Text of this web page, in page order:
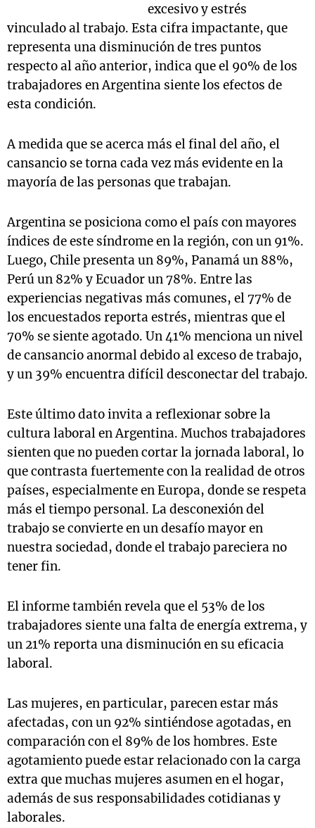
excesivo y estrés
vinculado al trabajo. Esta cifra impactante, que
representa una disminución de tres puntos
respecto al año anterior, indica que el 90% de los
trabajadores en Argentina siente los efectos de
esta condición.
A medida que se acerca más el final del año, el
cansancio se torna cada vez más evidente en la
mayoría de las personas que trabajan.
Argentina se posiciona como el país con mayores
índices de este síndrome en la región, con un 91%.
Luego, Chile presenta un 89%, Panamá un 88%,
Perú un 82% y Ecuador un 78%. Entre las
experiencias negativas más comunes, el 77% de
los encuestados reporta estrés, mientras que el
70% se siente agotado. Un 41% menciona un nivel
de cansancio anormal debido al exceso de trabajo,
y un 39% encuentra difícil desconectar del trabajo.
Este último dato invita a reflexionar sobre la
cultura laboral en Argentina. Muchos trabajadores
sienten que no pueden cortar la jornada laboral, lo
que contrasta fuertemente con la realidad de otros
países, especialmente en Europa, donde se respeta
más el tiempo personal. La desconexión del
trabajo se convierte en un desafío mayor en
nuestra sociedad, donde el trabajo pareciera no
tener fin.
El informe también revela que el 53% de los
trabajadores siente una falta de energía extrema, y
un 21% reporta una disminución en su eficacia
laboral.
Las mujeres, en particular, parecen estar más
afectadas, con un 92% sintiéndose agotadas, en
comparación con el 89% de los hombres. Este
agotamiento puede estar relacionado con la carga
extra que muchas mujeres asumen en el hogar,
además de sus responsabilidades cotidianas y
laborales.